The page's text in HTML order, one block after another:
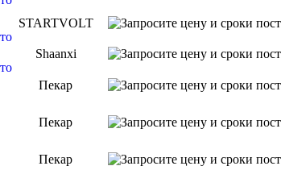
STARTVOLT
Shaanxi
Пекар
Пекар
Пекар